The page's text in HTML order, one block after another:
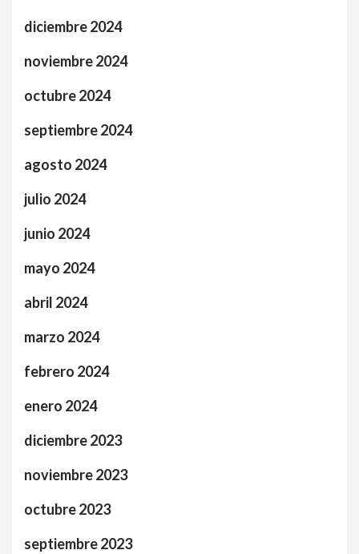
diciembre 2024
noviembre 2024
octubre 2024
septiembre 2024
agosto 2024
julio 2024
junio 2024
mayo 2024
abril 2024
marzo 2024
febrero 2024
enero 2024
diciembre 2023
noviembre 2023
octubre 2023
septiembre 2023